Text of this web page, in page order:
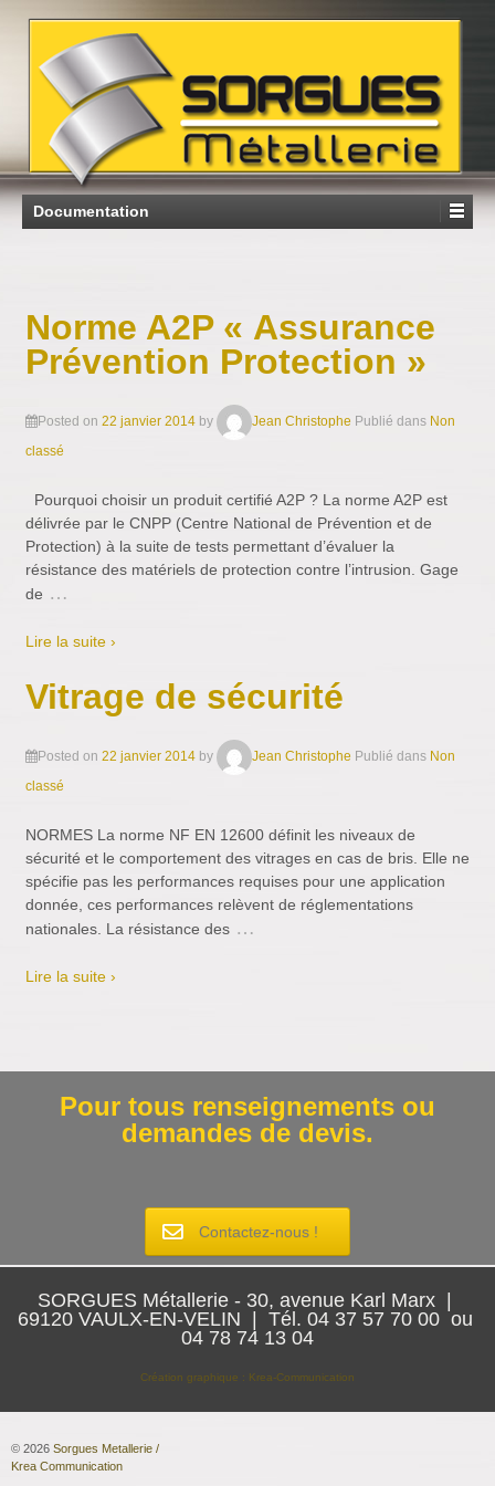
Documentation
Norme A2P « Assurance
Prévention Protection »
Posted on 22 janvier 2014 by Jean Christophe Publié dans Non
classé
Pourquoi choisir un produit certifié A2P ? La norme A2P est
délivrée par le CNPP (Centre National de Prévention et de
Protection) à la suite de tests permettant d’évaluer la
résistance des matériels de protection contre l’intrusion. Gage
de …
Lire la suite ›
Vitrage de sécurité
Posted on 22 janvier 2014 by Jean Christophe Publié dans Non
classé
NORMES La norme NF EN 12600 définit les niveaux de
sécurité et le comportement des vitrages en cas de bris. Elle ne
spécifie pas les performances requises pour une application
donnée, ces performances relèvent de réglementations
nationales. La résistance des …
Lire la suite ›
Pour tous renseignements ou
demandes de devis.
Contactez-nous !
SORGUES Métallerie - 30, avenue Karl Marx |
69120 VAULX-EN-VELIN | Tél. 04 37 57 70 00 ou
04 78 74 13 04
Création graphique : Krea-Communication
© 2026 Sorgues Metallerie /
Krea Communication